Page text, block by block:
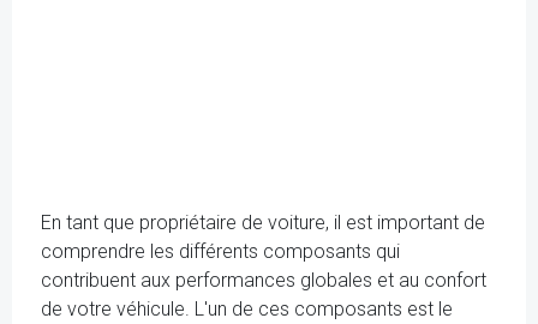
En tant que propriétaire de voiture, il est important de
comprendre les différents composants qui
contribuent aux performances globales et au confort
de votre véhicule. L'un de ces composants est le